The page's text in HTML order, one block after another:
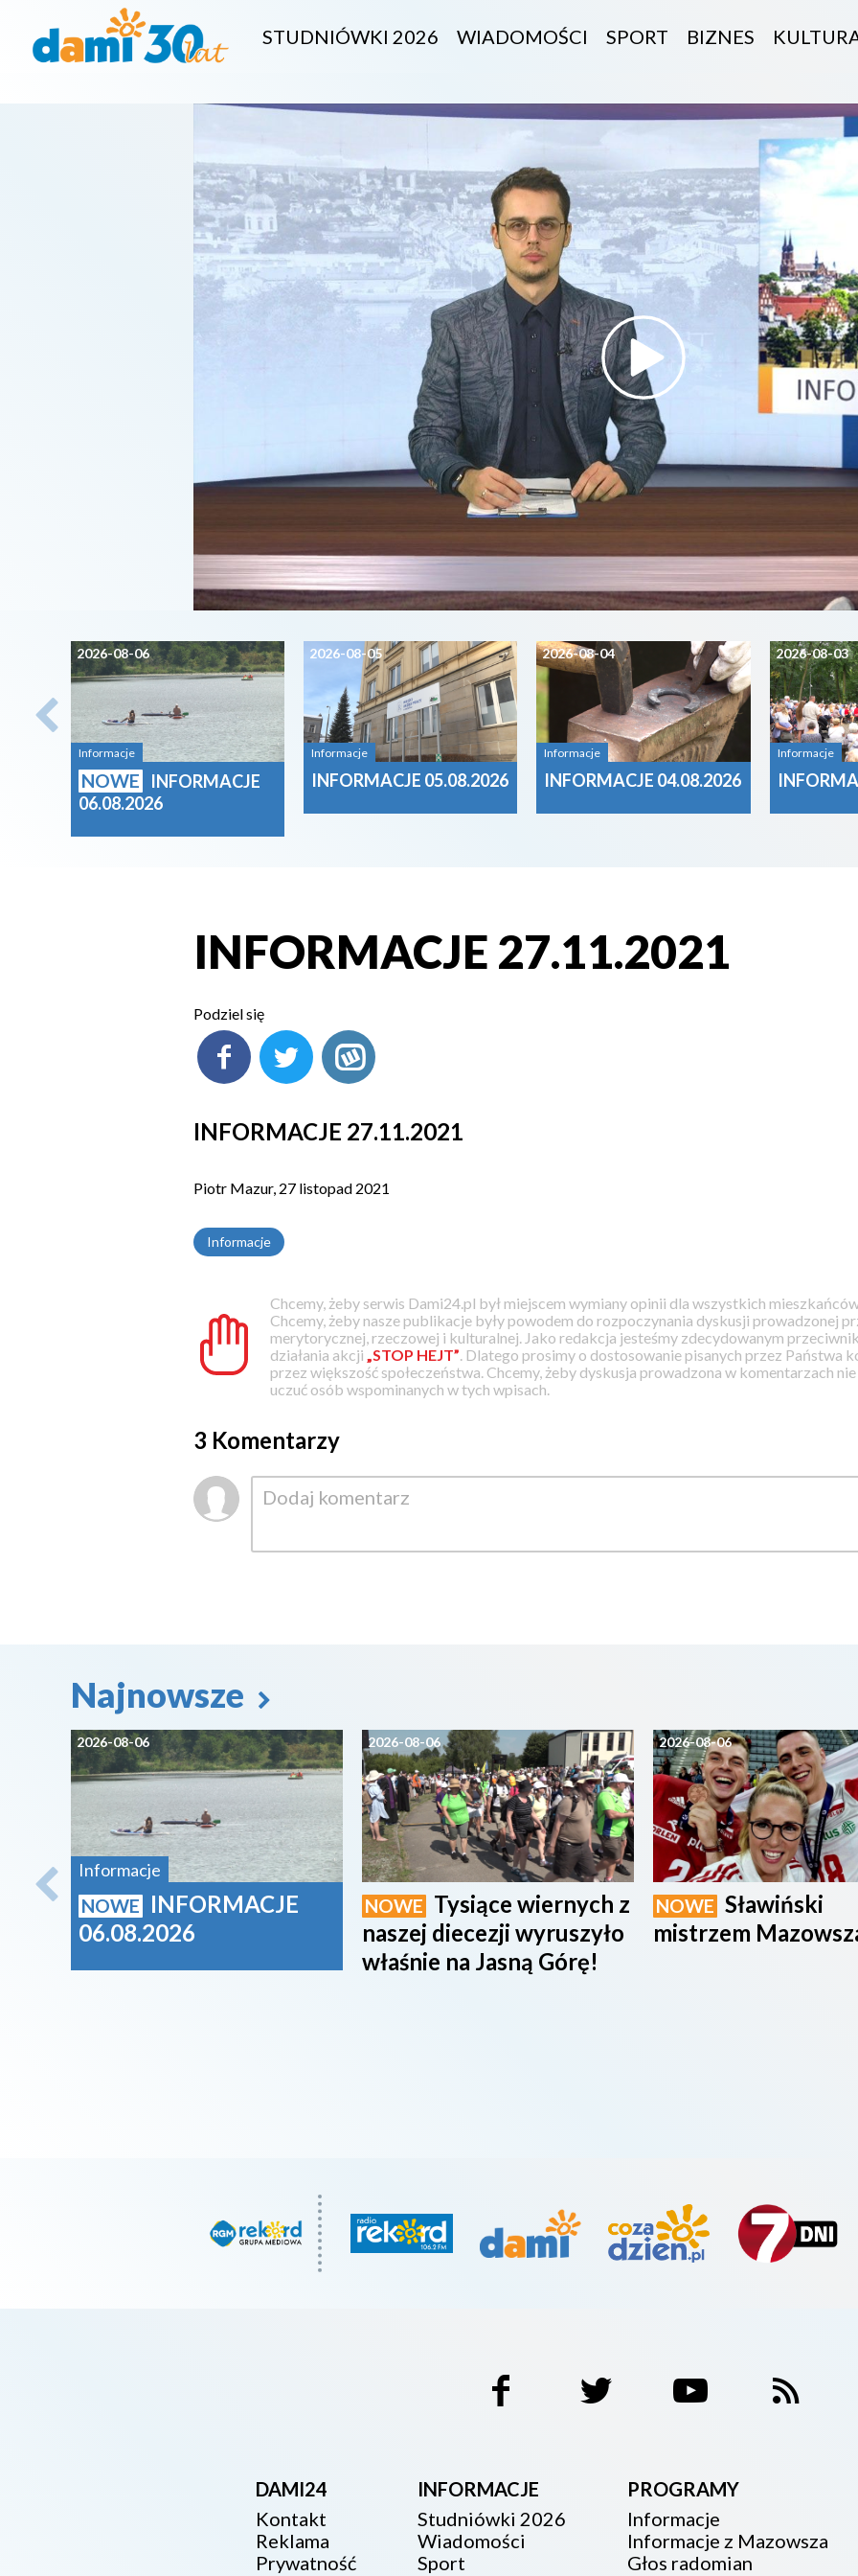
STUDNIÓWKI 2026 WIADOMOŚCI SPORT BIZNES
2026-08-06
Informacje
NOWE
INFORMACJE
06.08.2026
2026-08-05
Informacje
INFORMACJE 05.08.2026
2026-08-04
Informacje
INFORMACJE 04.08.2026
2026-08-03
Informacje
INFORMACJE 27.11.2021
Podziel się
INFORMACJE 27.11.2021
Piotr Mazur, 27 listopad 2021
Informacje
Chcemy, żeby serwis Dami24.pl był miejscem wymiany opinii dla wszystkich
Chcemy, żeby nasze publikacje były powodem do rozpoczynania dyskusji prowadzonej
merytorycznej, rzeczowej i kulturalnej. Jako redakcja jesteśmy zdecydowanym
działania akcji „STOP HEJT” . Dlatego prosimy o dostosowanie pisanych przez Państwa
przez większość społeczeństwa. Chcemy, żeby dyskusja prowadzona w komentarzach
uczuć osób wspominanych w tych wpisach.
3 Komentarzy
Najnowsze
2026-08-06
Informacje
NOWE
INFORMACJE
06.08.2026
2026-08-06
NOWE Tysiące wiernych z
naszej diecezji wyruszyło
właśnie na Jasną Górę!
2026-08-06
NOWE Sławiński
mistrzem
DAMI24
Kontakt
Reklama
Prywatność
INFORMACJE
Studniówki 2026
Wiadomości
Sport
PROGRAMY
Informacje
Informacje z Mazowsza
Głos radomian